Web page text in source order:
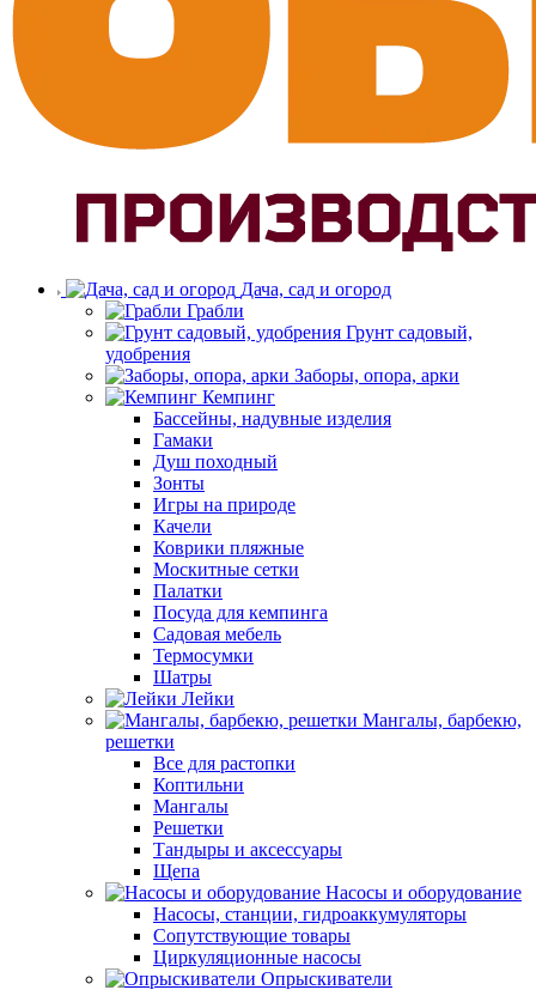
Дача, сад и огород
Грабли
Грунт садовый,
удобрения
Заборы, опора, арки
Кемпинг
Бассейны, надувные изделия
Гамаки
Душ походный
Зонты
Игры на природе
Качели
Коврики пляжные
Москитные сетки
Палатки
Посуда для кемпинга
Садовая мебель
Термосумки
Шатры
Лейки
Мангалы, барбекю,
решетки
Все для растопки
Коптильни
Мангалы
Решетки
Тандыры и аксессуары
Щепа
Насосы и оборудование
Насосы, станции, гидроаккумуляторы
Сопутствующие товары
Циркуляционные насосы
Опрыскиватели